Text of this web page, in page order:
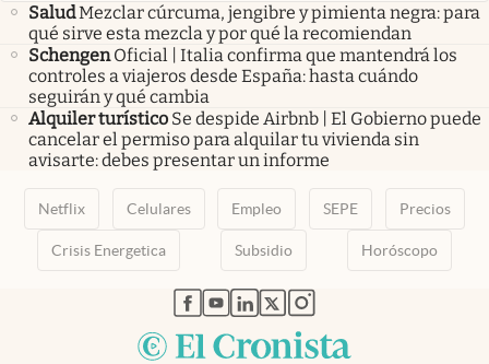
SaludMezclar cúrcuma, jengibre y pimienta negra: para
qué sirve esta mezcla y por qué la recomiendan
Schengen Oficial | Italia confirma que mantendrá los
controles a viajeros desde España: hasta cuándo
seguirán y qué cambia
Alquiler turístico Se despide Airbnb | El Gobierno puede
cancelar el permiso para alquilar tu vivienda sin
avisarte: debes presentar un informe
Netflix Celulares Empleo SEPE Precios
Crisis Energetica Subsidio Horóscopo
abre en nueva pestaña
abre en nueva pestaña
abre en nueva pestaña
abre en nueva pestaña
abre en nueva pestaña